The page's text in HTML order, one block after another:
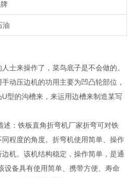
油
士来操作了，菜鸟底子是不会做的。
动压边机的功用主要为凹凸轮部位，
型的沟槽来，来运用边槽来制造某写
述：铁板直角折弯机厂家折弯可对铁
程度的角度。折弯机使用简单、操作
机。该机结构稳定，操作简单，是通
设备具有使用简单、携带方便、寿命